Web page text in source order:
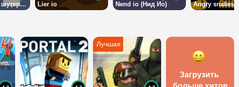
Пиксельный шутер ио Lier io Nend io (Нид Ио) Angry snakes
Загрузить